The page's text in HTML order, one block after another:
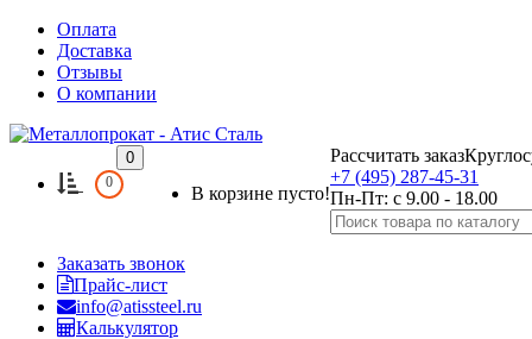
Оплата
Доставка
Отзывы
О компании
0
0
В корзине пусто!
Рассчитать заказ
+7 (495) 287-45-31
Пн-Пт: с 9.00 - 18.00
Заказать звонок
Прайс-лист
info@atissteel.ru
Калькулятор